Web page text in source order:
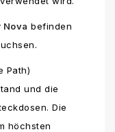
Nova befinden
Path)
und die
Die
höchsten